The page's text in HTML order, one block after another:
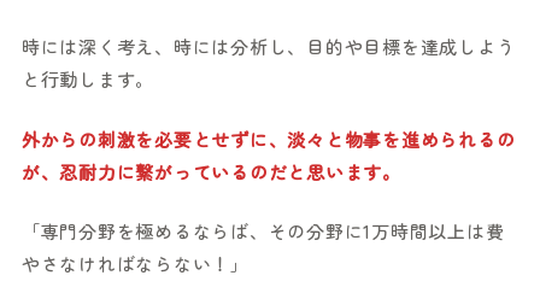
時には深く考え、時には分析し、目的や目標を達成しよう
と行動します。
外からの刺激を必要とせずに、淡々と物事を進められるの
が、忍耐力に繋がっているのだと思います。
「専門分野を極めるならば、その分野に1万時間以上は費
やさなければならない！」